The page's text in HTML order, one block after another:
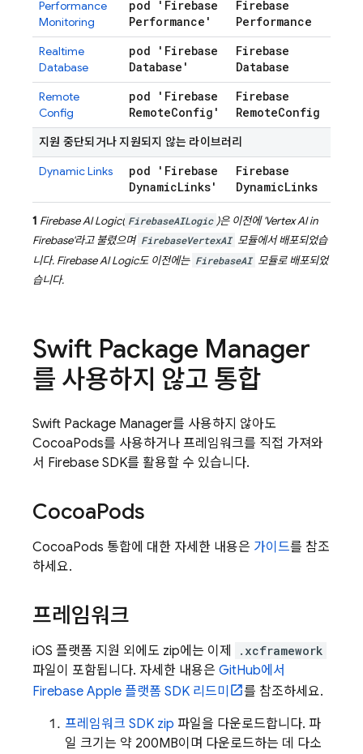
Performance
Monitoring
pod 'Firebase
Performance'
Firebase
Performance
Realtime
Database
pod 'Firebase
Database'
Firebase
Database
Remote
Config
pod 'Firebase
RemoteConfig'
Firebase
RemoteConfig
지원 중단되거나 지원되지 않는 라이브러리
Dynamic Links
pod 'Firebase
DynamicLinks'
Firebase
DynamicLinks
1 Firebase AI Logic( FirebaseAILogic )은 이전에 'Vertex AI in
Firebase'라고 불렸으며 FirebaseVertexAI 모듈에서 배포되었습
니다. Firebase AI Logic도 이전에는 FirebaseAI 모듈로 배포되었
습니다.
Swift Package Manager
를 사용하지 않고 통합
Swift Package Manager를 사용하지 않아도
CocoaPods를 사용하거나 프레임워크를 직접 가져와
서 Firebase SDK를 활용할 수 있습니다.
CocoaPods
CocoaPods 통합에 대한 자세한 내용은 가이드를 참조
하세요.
프레임워크
iOS 플랫폼 지원 외에도 zip에는 이제 .xcframework
파일이 포함됩니다. 자세한 내용은 GitHub에서
Firebase Apple 플랫폼 SDK 리드미
를 참조하세요.
프레임워크 SDK zip 파일을 다운로드합니다. 파
일 크기는 약 200MB이며 다운로드하는 데 다소